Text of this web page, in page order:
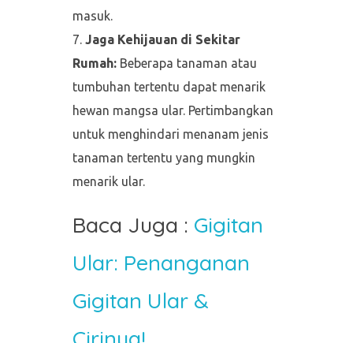
masuk.
Jaga Kehijauan di Sekitar
Rumah:Beberapa tanaman atau
tumbuhan tertentu dapat menarik
hewan mangsa ular. Pertimbangkan
untuk menghindari menanam jenis
tanaman tertentu yang mungkin
menarik ular.
Baca Juga : Gigitan
Ular: Penanganan
Gigitan Ular &